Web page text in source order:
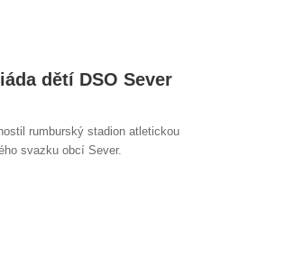
dětí DSO Sever
rumburský stadion atletickou
svazku obcí Sever.